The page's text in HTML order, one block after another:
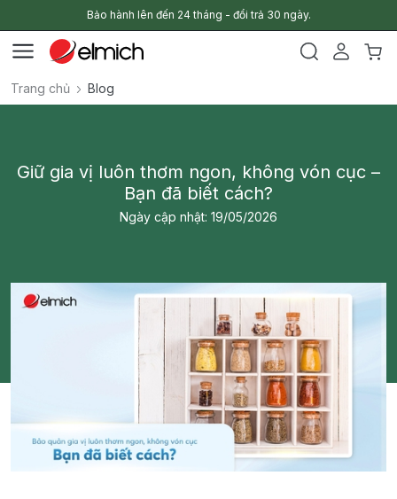
Bảo hành lên đến 24 tháng - đổi trả 30 ngày.
Trang chủ Blog
Giữ gia vị luôn thơm ngon, không vón cục –
Bạn đã biết cách?
Ngày cập nhật: 19/05/2026